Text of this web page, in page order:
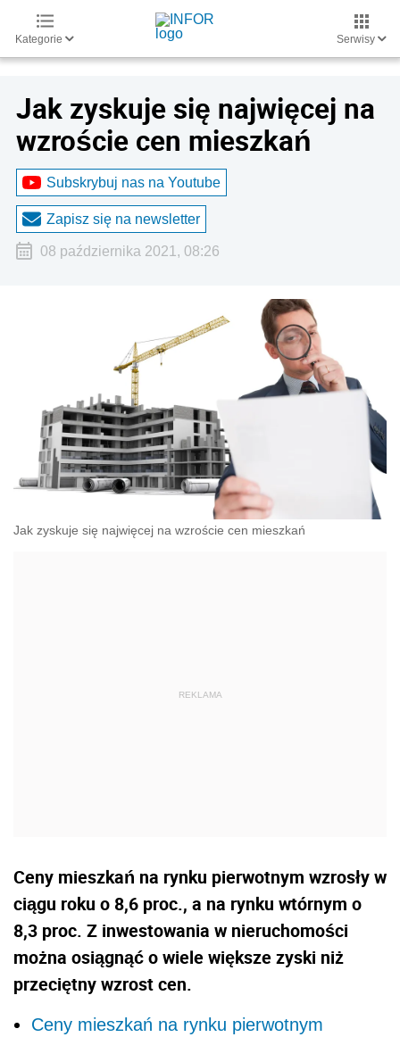
Kategorie Serwisy
Jak zyskuje się najwięcej na
wzroście cen mieszkań
Subskrybuj nas na Youtube
Zapisz się na newsletter
08 października 2021, 08:26
Jak zyskuje się najwięcej na wzroście cen mieszkań
Ceny mieszkań na rynku pierwotnym wzrosły w
ciągu roku o 8,6 proc., a na rynku wtórnym o
8,3 proc. Z inwestowania w nieruchomości
można osiągnąć o wiele większe zyski niż
przeciętny wzrost cen.
Ceny mieszkań na rynku pierwotnym